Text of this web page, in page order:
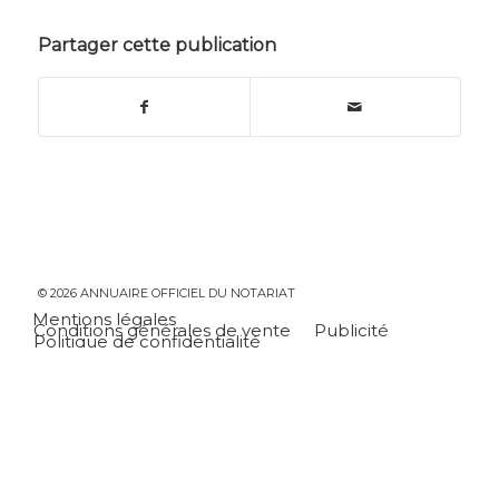
Partager cette publication
© 2026 ANNUAIRE OFFICIEL DU NOTARIAT
Mentions légales
Conditions générales de vente Publicité
Politique de confidentialité